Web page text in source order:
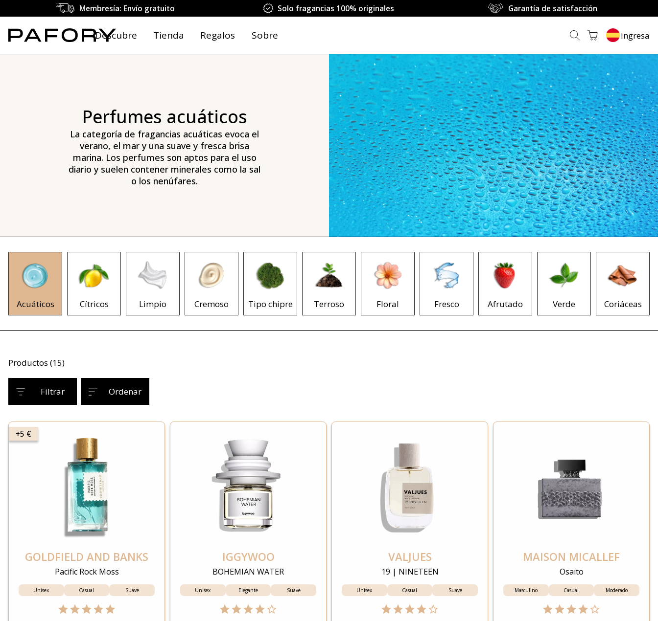
Membresía: Envío gratuito Solo fragancias 100% originales Garantía de satisfacción
Descubre Tienda Regalos Sobre Ingresa
Perfumes acuáticos
La categoría de fragancias acuáticas evoca el
verano, el mar y una suave y fresca brisa
marina. Los perfumes son aptos para el uso
diario y suelen contener minerales como la sal
o los nenúfares.
Acuáticos Cítricos Limpio Cremoso Tipo chipre Terroso Floral Fresco Afrutado Verde Coriáceas
Productos (15)
Filtrar Ordenar
+5 €
GOLDFIELD AND BANKS
Pacific Rock Moss
Unisex Casual Suave
IGGYWOO
BOHEMIAN WATER
Unisex Elegante Suave
VALJUES
19 | NINETEEN
Unisex Casual Suave
MAISON MICALLEF
Osaïto
Masculino Casual Moderado